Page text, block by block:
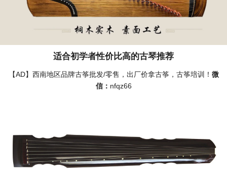
适合初学者性价比高的古琴推荐
【AD】西南地区品牌古筝批发/零售，出厂价拿古筝，古筝培训！ 微
信： nfqz66